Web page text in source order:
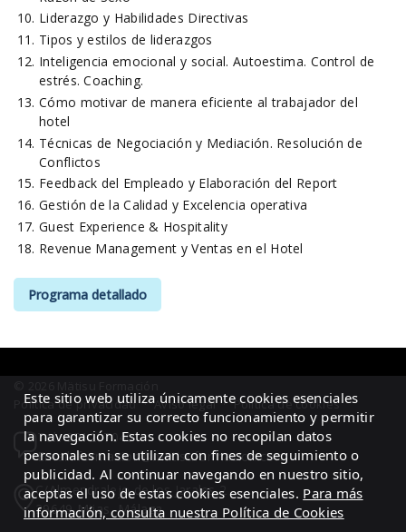
Liderazgo y Habilidades Directivas
Tipos y estilos de liderazgos
Inteligencia emocional y social. Autoestima. Control de
estrés. Coaching.
Cómo motivar de manera eficiente al trabajador del
hotel
Técnicas de Negociación y Mediación. Resolución de
Conflictos
Feedback del Empleado y Elaboración del Report
Gestión de la Calidad y Excelencia operativa
Guest Experience & Hospitality
Revenue Management y Ventas en el Hotel
Programa detallado
Política de privacidad · Aviso legal · Política de cookies
Tel.: 951207040
Email: formacion@matisuformacion.com
C/Almendralejo de los Jarales 2
29649 Mijas, Málaga
Este sitio web utiliza únicamente cookies esenciales
para garantizar su correcto funcionamiento y permitir
la navegación. Estas cookies no recopilan datos
personales ni se utilizan con fines de seguimiento o
publicidad. Al continuar navegando en nuestro sitio,
aceptas el uso de estas cookies esenciales. Para más
información, consulta nuestra Política de Cookies